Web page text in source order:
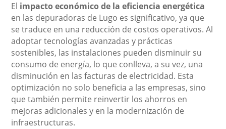
El impacto económico de la eficiencia energética
en las depuradoras de Lugo es significativo, ya que
se traduce en una reducción de costos operativos. Al
adoptar tecnologías avanzadas y prácticas
sostenibles, las instalaciones pueden disminuir su
consumo de energía, lo que conlleva, a su vez, una
disminución en las facturas de electricidad. Esta
optimización no solo beneficia a las empresas, sino
que también permite reinvertir los ahorros en
mejoras adicionales y en la modernización de
infraestructuras.